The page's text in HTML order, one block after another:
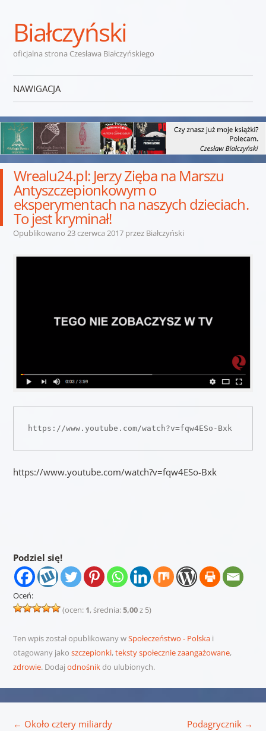
Białczyński
oficjalna strona Czesława Białczyńskiego
NAWIGACJA
Wrealu24.pl: Jerzy Zięba na Marszu
Antyszczepionkowym o
eksperymentach na naszych dzieciach.
To jest kryminał!
Opublikowano 23 czerwca 2017przez Białczyński
https://www.youtube.com/watch?v=fqw4ESo-Bxk
https://www.youtube.com/watch?v=fqw4ESo-Bxk
Podziel się!
Oceń:
(ocen: 1, średnia:5,00z 5)
Ten wpis został opublikowany wSpołeczeństwo - Polskai
otagowany jako szczepionki,teksty społecznie zaangażowane,
zdrowie. Dodaj odnośnikdo ulubionych.
← Około cztery miliardy
Podagrycznik →